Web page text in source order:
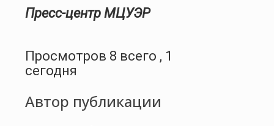
Пресс-центр МЦУЭР
Просмотров 8 всего , 1
сегодня
Автор публикации